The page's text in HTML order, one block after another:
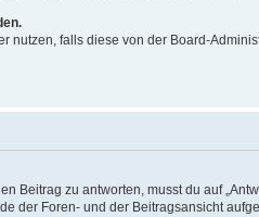
falls diese von der Board-
Beitrag zu antworten, musst du auf
Foren- und der Beitragsansicht